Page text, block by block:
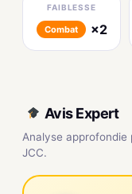
FAIBLESSE
Combat ×2
Avis Expert
Analyse approfondie
JCC.